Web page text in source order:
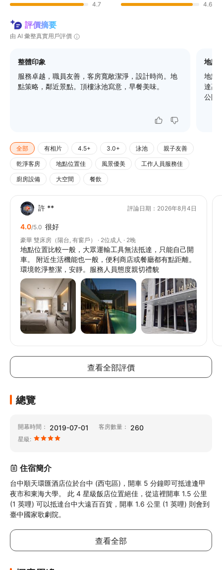
4.7
4.6
評價摘要
由 AI 彙整真實用戶評價
整體印象
服務卓越，職員友善，客房寬敞潔淨，設計時尚。地
點策略，鄰近景點。頂樓泳池寫意，早餐美味。
地點
地點
達高
公園
全部 有相片 4.5+ 3.0+ 泳池 親子友善
乾淨客房 地點位置佳 風景優美 工作人員服務佳
廚房設備 大空間 餐飲
許 ** 評論日期：2026年8月4日
4.0/5.0 很好
豪華 雙床房（陽台, 有窗戶） · 2位成人 · 2晚
地點位置比較一般，大眾運輸工具無法抵達，只能自己開
車。 附近生活機能也一般，便利商店或餐廳都有點距離。
環境乾淨整潔，安靜。服務人員態度親切禮貌
查看全部評價
總覽
開幕時間： 2019-07-01 客房數量： 260
星級:
住宿簡介
台中順天環匯酒店位於台中 (西屯區)，開車 5 分鐘即可抵達逢甲
夜市和東海大學。 此 4 星級飯店位置絕佳，從這裡開車 1.5 公里
(1 英哩) 可以抵達台中大遠百百貨，開車 1.6 公里 (1 英哩) 則會到
臺中國家歌劇院。
查看全部